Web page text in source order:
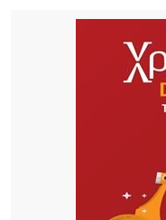
καθαρότερη Αγία
Αεροδρόμιο
επιβάτες στο
22 ΏΡΕΣ ΠΡΙΝ
Όταν τα παιδιά